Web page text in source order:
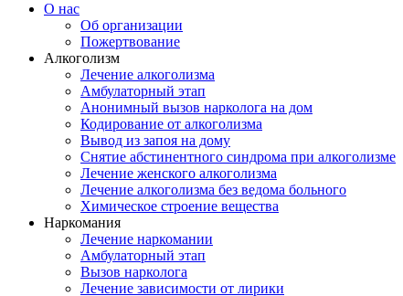
О нас
Об организации
Пожертвование
Алкоголизм
Лечение алкоголизма
Амбулаторный этап
Анонимный вызов нарколога на дом
Кодирование от алкоголизма
Вывод из запоя на дому
Снятие абстинентного синдрома при алкоголизме
Лечение женского алкоголизма
Лечение алкоголизма без ведома больного
Химическое строение вещества
Наркомания
Лечение наркомании
Амбулаторный этап
Вызов нарколога
Лечение зависимости от лирики